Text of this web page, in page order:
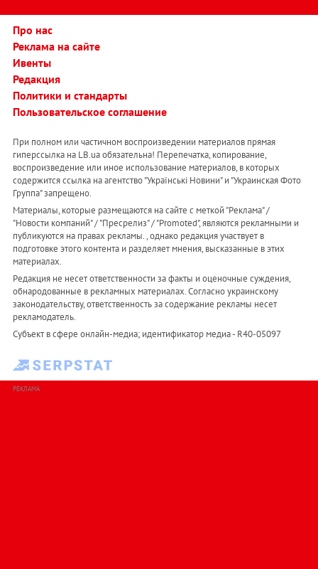
Про нас
Реклама на сайте
Ивенты
Редакция
Политики и стандарты
Пользовательское соглашение
При полном или частичном воспроизведении материалов прямая
гиперссылка на LB.ua обязательна! Перепечатка, копирование,
воспроизведение или иное использование материалов, в которых
содержится ссылка на агентство "Українськi Новини" и "Украинская Фото
Группа" запрещено.
Материалы, которые размещаются на сайте с меткой "Реклама" /
"Новости компаний" / "Пресрелиз" / "Promoted", являются рекламными и
публикуются на правах рекламы. , однако редакция участвует в
подготовке этого контента и разделяет мнения, высказанные в этих
материалах.
Редакция не несет ответственности за факты и оценочные суждения,
обнародованные в рекламных материалах. Согласно украинскому
законодательству, ответственность за содержание рекламы несет
рекламодатель.
Субъект в сфере онлайн-медиа; идентификатор медиа - R40-05097
РЕКЛАМА